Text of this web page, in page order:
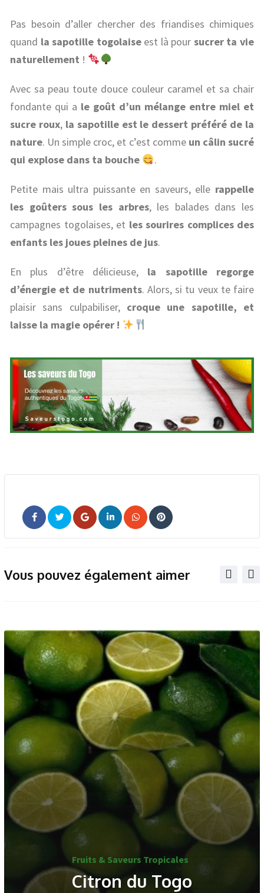
Pas besoin d’aller chercher des friandises chimiques
quand la sapotille togolaiseest là pour sucrer ta vie
naturellement !
Avec sa peau toute douce couleur caramel et sa chair
fondante qui a le goût d’un mélange entre miel et
sucre roux, la sapotille est le dessert préféré de la
nature. Un simple croc, et c’est comme un câlin sucré
qui explose dans ta bouche
.
Petite mais ultra puissante en saveurs, elle rappelle
les goûters sous les arbres, les balades dans les
campagnes togolaises, et les sourires complices des
enfants les joues pleines de jus.
En plus d’être délicieuse, la sapotille regorge
d’énergie et de nutriments. Alors, si tu veux te faire
plaisir sans culpabiliser, croque une sapotille, et
laisse la magie opérer !
Vous pouvez également aimer
Fruits & Saveurs Tropicales
Citron du Togo